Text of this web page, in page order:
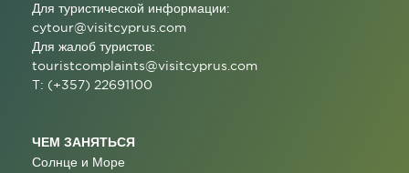
Для туристической информации:
cytour@visitcyprus.com
Для жалоб туристов:
touristcomplaints@visitcyprus.com
T: (+357) 22691100
ЧЕМ ЗАНЯТЬСЯ
Солнце и Море